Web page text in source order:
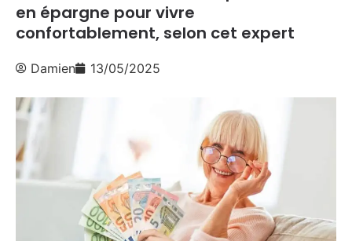
en épargne pour vivre
confortablement, selon cet expert
Damien 13/05/2025